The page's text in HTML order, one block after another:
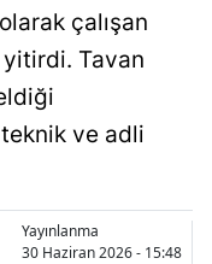
çalışan
yitirdi. Tavan
ve adli
Yayınlanma
30 Haziran 2026 - 15:48